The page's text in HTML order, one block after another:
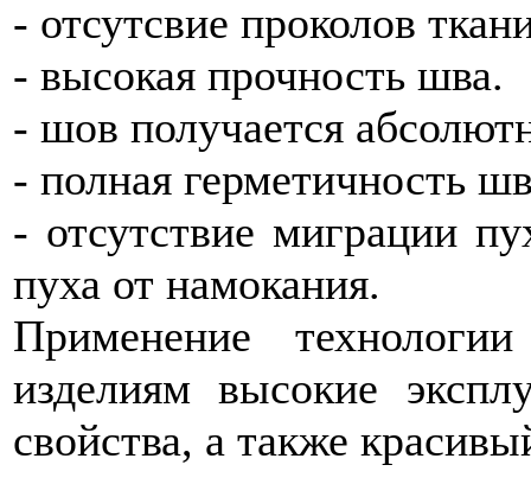
- отсутсвие проколов
- высокая прочность шва.
- шов получается
- полная герметичность
- отсутствие миграции
пуха от намокания.
Применение
изделиям высокие
свойства, а также